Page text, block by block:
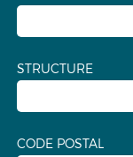
STRUCTURE
CODE POSTAL